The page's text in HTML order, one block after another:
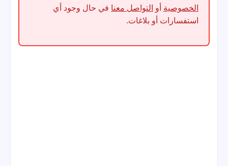
الخصوصية أو التواصل معنا في حال وجود أي
استفسارات أو بلاغات.